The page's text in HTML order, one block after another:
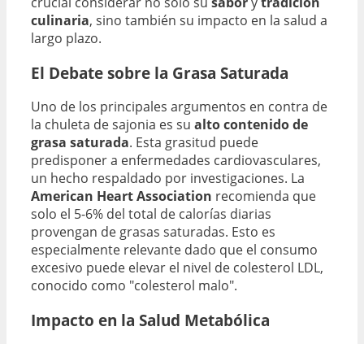
culinaria, sino también su impacto en la salud a
largo plazo.
El Debate sobre la Grasa Saturada
Uno de los principales argumentos en contra de
la chuleta de sajonia es su alto contenido de
grasa saturada. Esta grasitud puede
predisponer a enfermedades cardiovasculares,
un hecho respaldado por investigaciones. La
American Heart Association recomienda que
solo el 5-6% del total de calorías diarias
provengan de grasas saturadas. Esto es
especialmente relevante dado que el consumo
excesivo puede elevar el nivel de colesterol LDL,
conocido como "colesterol malo".
Impacto en la Salud Metabólica